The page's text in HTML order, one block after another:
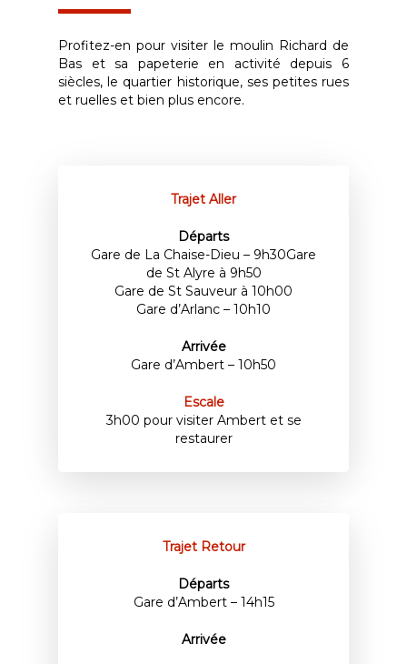
Profitez-en pour visiter le moulin Richard de
Bas et sa papeterie en activité depuis 6
siècles, le quartier historique, ses petites rues
et ruelles et bien plus encore.
Trajet Aller
Départs
Gare de La Chaise-Dieu – 9h30Gare
de St Alyre à 9h50
Gare de St Sauveur à 10h00
Gare d’Arlanc – 10h10
Arrivée
Gare d’Ambert – 10h50
Escale
3h00 pour visiter Ambert et se
restaurer
Trajet Retour
Départs
Gare d’Ambert – 14h15
Arrivée